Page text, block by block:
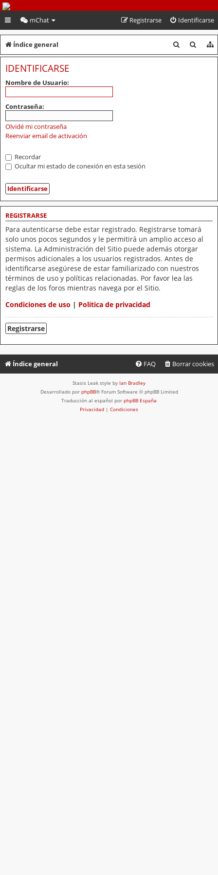
PeruVoley.com
mChat Identificarse
Registrarse
Índice general
u
u
IDENTIFICARSE
Nombre de Usuario:
Contraseña:
Olvidé mi contraseña
Reenviar email de activación
Recordar
Ocultar mi estado de conexión en esta sesión
REGISTRARSE
Para autenticarse debe estar registrado. Registrarse tomará
solo unos pocos segundos y le permitirá un amplio acceso al
sistema. La Administración del Sitio puede además otorgar
permisos adicionales a los usuarios registrados. Antes de
identificarse asegúrese de estar familiarizado con nuestros
términos de uso y políticas relacionadas. Por favor lea las
reglas de los foros mientras navega por el Sitio.
Condiciones de uso | Política de privacidad
Registrarse
Índice general Borrar cookies
FAQ
Stasis Leak style by Ian Bradley
Desarrollado por phpBB® Forum Software © phpBB Limited
Traducción al español por phpBB España
Privacidad | Condiciones